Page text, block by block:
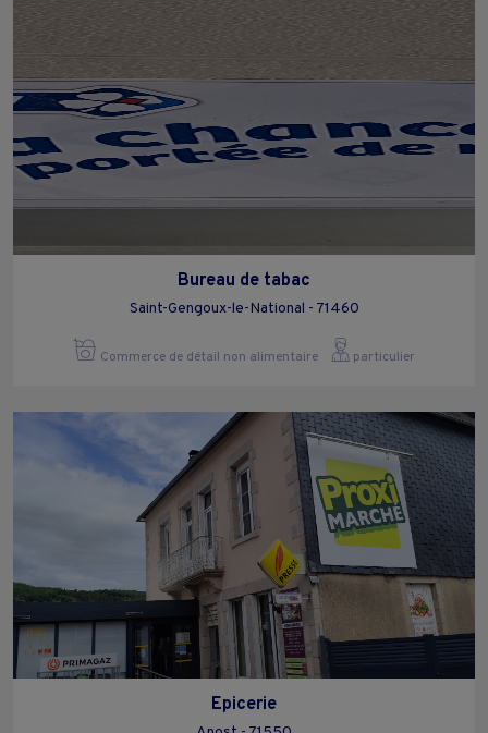
Bureau de tabac
Saint-Gengoux-le-National - 71460
Commerce de détail non alimentaire particulier
Epicerie